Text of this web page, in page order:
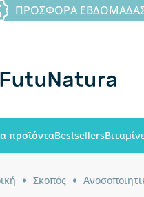
ΠΡΟΣΦΟΡΑ ΕΒΔΟΜΑΔΑΣ
προϊόνταBestsellers
Σκοπός